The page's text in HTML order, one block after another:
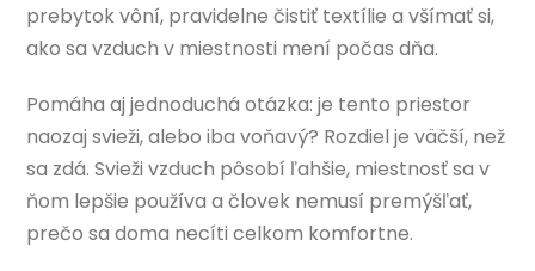
prebytok vôní, pravidelne čistiť textílie a všímať si,
ako sa vzduch v miestnosti mení počas dňa.
Pomáha aj jednoduchá otázka: je tento priestor
naozaj svieži, alebo iba voňavý? Rozdiel je väčší, než
sa zdá. Svieži vzduch pôsobí ľahšie, miestnosť sa v
ňom lepšie používa a človek nemusí premýšľať,
prečo sa doma necíti celkom komfortne.